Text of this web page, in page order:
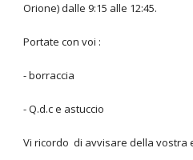
Orione) dalle 9:15 alle 12:45.
Portate con voi :
- borraccia
- Q.d.c e astuccio
Vi ricordo di avvisare della vostra